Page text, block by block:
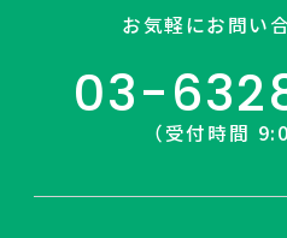
お気軽にお問い
03-
（受付時間